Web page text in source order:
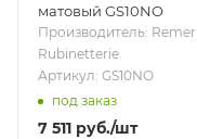
матовый GS10NO
Производитель: Remer
Rubinetterie
Артикул: GS10NO
под заказ
7 511 руб./шт